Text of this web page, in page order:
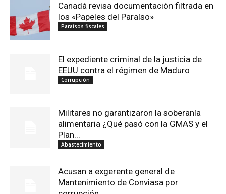
Canadá revisa documentación filtrada en
los «Papeles del Paraíso»
Paraísos fiscales
El expediente criminal de la justicia de
EEUU contra el régimen de Maduro
Corrupción
Militares no garantizaron la soberanía
alimentaria ¿Qué pasó con la GMAS y el
Plan...
Abastecimiento
Acusan a exgerente general de
Mantenimiento de Conviasa por